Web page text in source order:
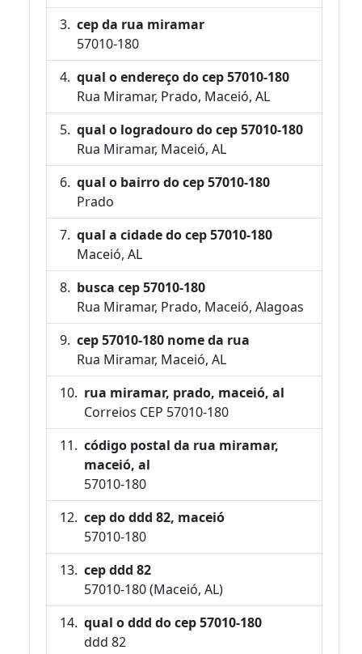
cep da rua miramar
57010-180
qual o endereço do cep 57010-180
Rua Miramar, Prado, Maceió, AL
qual o logradouro do cep 57010-180
Rua Miramar, Maceió, AL
qual o bairro do cep 57010-180
Prado
qual a cidade do cep 57010-180
Maceió, AL
busca cep 57010-180
Rua Miramar, Prado, Maceió, Alagoas
cep 57010-180 nome da rua
Rua Miramar, Maceió, AL
rua miramar, prado, maceió, al
Correios CEP 57010-180
código postal da rua miramar,
maceió, al
57010-180
cep do ddd 82, maceió
57010-180
cep ddd 82
57010-180 (Maceió, AL)
qual o ddd do cep 57010-180
ddd 82